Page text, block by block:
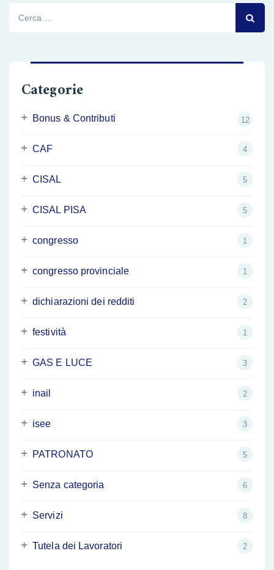
Categorie
Bonus & Contributi 12
CAF 4
CISAL 5
CISAL PISA 5
congresso 1
congresso provinciale 1
dichiarazioni dei redditi 2
festività 1
GAS E LUCE 3
inail 2
isee 3
PATRONATO 5
Senza categoria 6
Servizi 8
Tutela dei Lavoratori 2